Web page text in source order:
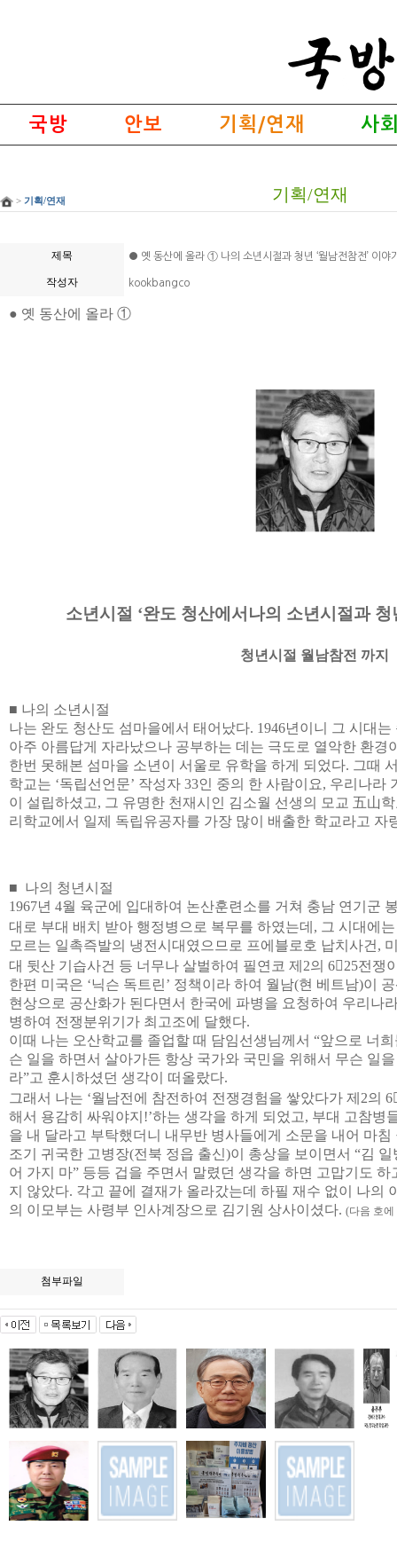
국방 안보 기획/연재 사
기획/연재
> 기획/연재
제목 ● 옛 동산에 올라 ① 나의 소년시절과 청년 ‘월남전참전’ 이야
작성자 kookbangco
● 옛 동산에 올라 ①
소년시절 ‘완도 청산에서 나의 소년시절과 청
청년시절 월남참전 까지
■ 나의 소년시절
나는 완도 청산도 섬마을에서 태어났다. 1946년이니 그 시대
아주 아름답게 자라났으나 공부하는 데는 극도로 열악한 환경
한번 못해본 섬마을 소년이 서울로 유학을 하게 되었다. 그때
학교는 ‘독립선언문’ 작성자 33인 중의 한 사람이요, 우리나라
이 설립하셨고, 그 유명한 천재시인 김소월 선생의 모교 五山
리학교에서 일제 독립유공자를 가장 많이 배출한 학교라고 자
■ 나의 청년시절
1967년 4월 육군에 입대하여 논산훈련소를 거쳐 충남 연기군
대로 부대 배치 받아 행정병으로 복무를 하였는데, 그 시대에
모르는 일촉즉발의 냉전시대였으므로 프에블로호 납치사건,
대 뒷산 기습사건 등 너무나 살벌하여 필연코 제2의 625전쟁
한편 미국은 ‘닉슨 독트린’ 정책이라 하여 월남(현 베트남)이
현상으로 공산화가 된다면서 한국에 파병을 요청하여 우리나
병하여 전쟁분위기가 최고조에 달했다.
이때 나는 오산학교를 졸업할 때 담임선생님께서 “앞으로 너
슨 일을 하면서 살아가든 항상 국가와 국민을 위해서 무슨 일
라”고 훈시하셨던 생각이 떠올랐다.
그래서 나는 ‘월남전에 참전하여 전쟁경험을 쌓았다가 제2의
해서 용감히 싸워야지!’하는 생각을 하게 되었고, 부대 고참병
을 내 달라고 부탁했더니 내무반 병사들에게 소문을 내어 마
조기 귀국한 고병장(전북 정읍 출신)이 총상을 보이면서 “김
어 가지 마” 등등 겁을 주면서 말렸던 생각을 하면 고맙기도
지 않았다. 각고 끝에 결재가 올라갔는데 하필 재수 없이 나의
의 이모부는 사령부 인사계장으로 김기원 상사이셨다. (다음 호에
첨부파일